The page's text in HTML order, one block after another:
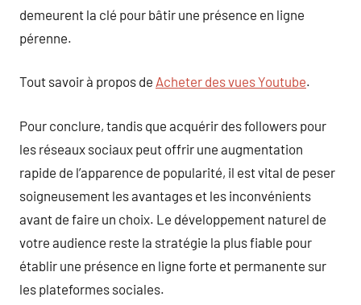
demeurent la clé pour bâtir une présence en ligne
pérenne.
Tout savoir à propos de Acheter des vues Youtube.
Pour conclure, tandis que acquérir des followers pour
les réseaux sociaux peut offrir une augmentation
rapide de l’apparence de popularité, il est vital de peser
soigneusement les avantages et les inconvénients
avant de faire un choix. Le développement naturel de
votre audience reste la stratégie la plus fiable pour
établir une présence en ligne forte et permanente sur
les plateformes sociales.